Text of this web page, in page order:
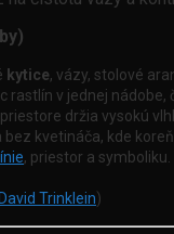
kytice, vázy, stolové
rastlín v jednej
držia vysokú
bez kvetináča, kde
línie, priestor a
David Trinklein)